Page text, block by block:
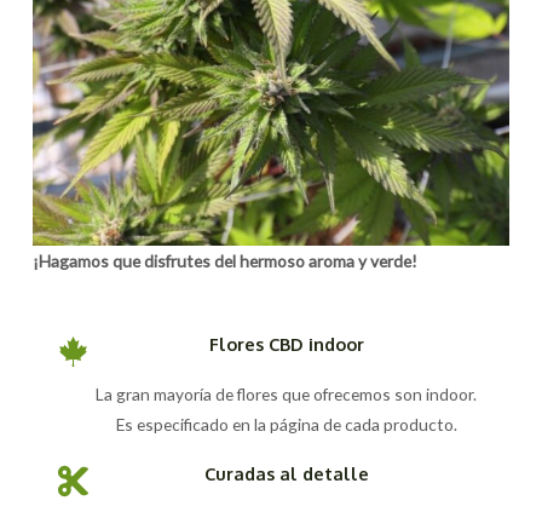
¡Hagamos que disfrutes del hermoso aroma y verde!
Flores CBD indoor
La gran mayoría de flores que ofrecemos son indoor.
Es especificado en la página de cada producto.
Curadas al detalle